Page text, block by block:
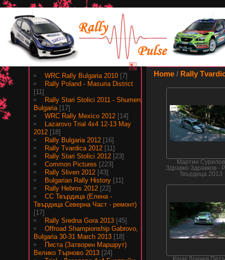
Albums
WRC Rally Bulgaria 2010 [7]
Rally Poland - Masuria District
[11]
Rally Stari Stolici 2011 - Shumen,
Bulgaria [17]
WRC Rally Mexico 2012 [14]
Lazarovo Trial 4x4 12-13 May
2012 [18]
Rally Bulgaria 2012 [16]
Rally Tvardica 2012 [11]
Rally Stari Stolici 2012 [23]
Common Pictures [223]
Rally Sliven 2012 [43]
Bulgarian Rally History [11]
Rally Hebros 2012 [22]
СС Твърдица (Елена -
Твърдица Северна Част - ремонт)
[17]
Rally Sredna Gora 2013 [45]
Offroad Shampionship Gabrovo,
Bulgaria 30-31 March 2013 [18]
Писта (Затворен Маршрут)
Велико Търново 2013 [24]
Home / Rally
Мартин Сурилов
Здравко Здравков -
Твърдица 2013